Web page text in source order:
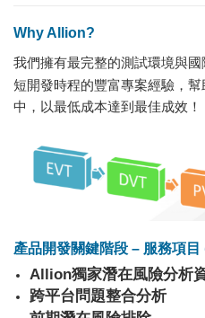
Why Allion?
我們擁有最完整的測試環境與
短開發時程的豐富專案經驗，幫
中，以最低成本達到最佳成效！
產品開發關鍵階段 – 服務項
Allion獨家潛在風險分析
跨平台問題整合分析